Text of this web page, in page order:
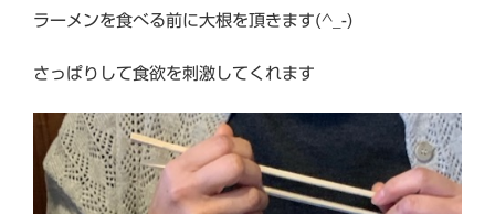
ラーメンを食べる前に大根を頂きます(^_-)
さっぱりして食欲を刺激してくれます